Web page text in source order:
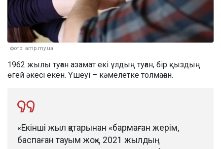
фото: amp.my.ua
1962 жылы туған азамат екі ұлдың туған, бір қыздың
өгей әкесі екен. Үшеуі – кәмелетке толмаған.
«Екінші жыл қатарынан «бармаған жерім,
баспаған тауым жоқ». 2021 жылдың